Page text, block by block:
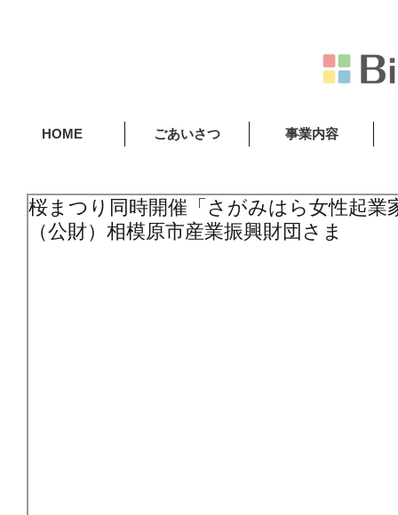
HOME ごあいさつ 事業内容
桜まつり同時開催「さがみはら女性起業
（公財）相模原市産業振興財団さま